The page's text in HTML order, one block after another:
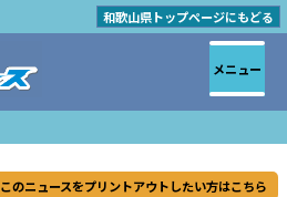
和歌山県トップページにもどる
このニュースをプリントアウトしたい方はこちら
メニュー